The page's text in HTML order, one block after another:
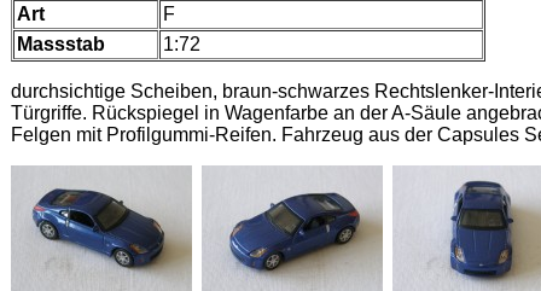
Art
F
Massstab
1:72
durchsichtige Scheiben, braun-schwarzes Rechtslenker-
Türgriffe. Rückspiegel in Wagenfarbe an der A-Säule
Felgen mit Profilgummi-Reifen. Fahrzeug aus der Capsules